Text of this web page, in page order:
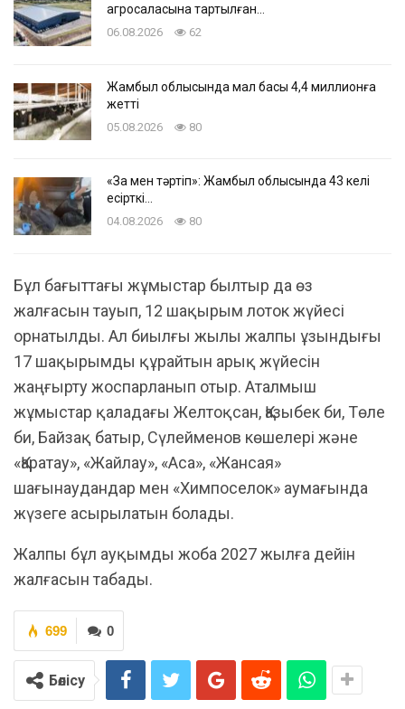
агросаласына тартылған…
06.08.2026 62
Жамбыл облысында мал басы 4,4 миллионға
жетті
05.08.2026 80
«Заң мен тәртіп»: Жамбыл облысында 43 келі
есірткі…
04.08.2026 80
Бұл бағыттағы жұмыстар былтыр да өз
жалғасын тауып, 12 шақырым лоток жүйесі
орнатылды. Ал биылғы жылы жалпы ұзындығы
17 шақырымды құрайтын арық жүйесін
жаңғырту жоспарланып отыр. Аталмыш
жұмыстар қаладағы Желтоқсан, Қазыбек би, Төле
би, Байзақ батыр, Сүлейменов көшелері және
«Қаратау», «Жайлау», «Аса», «Жансая»
шағынаудандар мен «Химпоселок» аумағында
жүзеге асырылатын болады.
Жалпы бұл ауқымды жоба 2027 жылға дейін
жалғасын табады.
0
699
Бөлісу